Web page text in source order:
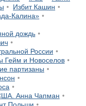
Избит Кашин
Калина»
дождь
России
Гейм и Новоселов
партизаны
Анна Чапман